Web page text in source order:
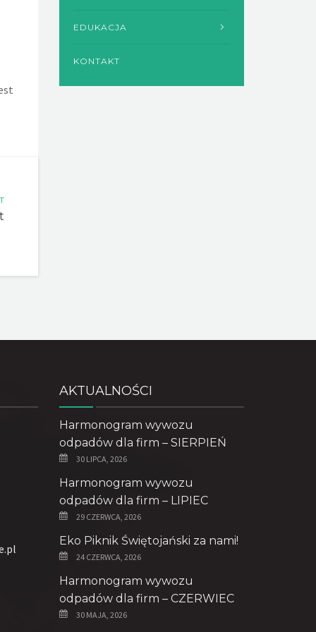
EDUKACJA
KONTAKT
AKTUALNOŚCI
Harmonogram wywozu
odpadów dla firm – SIERPIEŃ
30 LIPCA, 2026
Harmonogram wywozu
odpadów dla firm – LIPIEC
29 CZERWCA, 2026
Eko Piknik Świętojański za nami!
24 CZERWCA, 2026
Harmonogram wywozu
odpadów dla firm – CZERWIEC
30 MAJA, 2026